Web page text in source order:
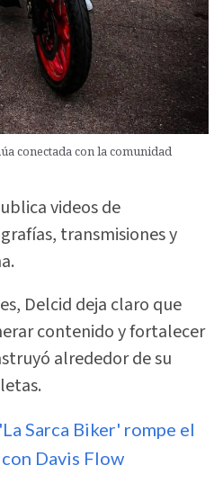
conectada con la comunidad
videos de
transmisiones y
Delcid deja claro que
contenido y fortalecer
alrededor de su
Sarca Biker' rompe el
Davis Flow